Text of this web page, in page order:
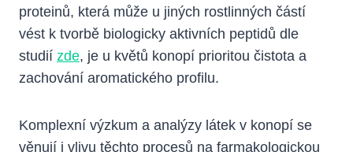
proteinů, která může u jiných rostlinných částí
vést k tvorbě biologicky aktivních peptidů dle
studií zde, je u květů konopí prioritou čistota a
zachování aromatického profilu.
Komplexní výzkum a analýzy látek v konopí se
věnují i vlivu těchto procesů na farmakologickou